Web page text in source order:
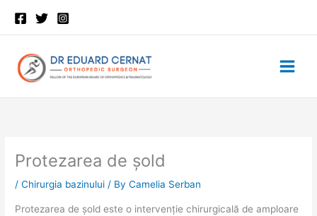
content
Protezarea de șold
/Chirurgia bazinului / ByCamelia Serban
Protezarea de șold este o intervenție chirurgicală de amploare